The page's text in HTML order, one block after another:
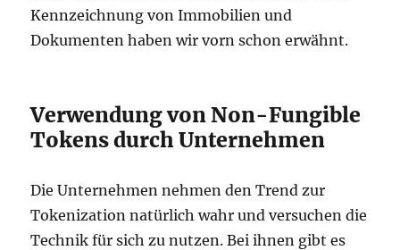
Kennzeichnung von Immobilien und
Dokumenten haben wir vorn schon erwähnt.
Verwendung von Non-Fungible
Tokens durch Unternehmen
Die Unternehmen nehmen den Trend zur
Tokenization natürlich wahr und versuchen die
Technik für sich zu nutzen. Bei ihnen gibt es